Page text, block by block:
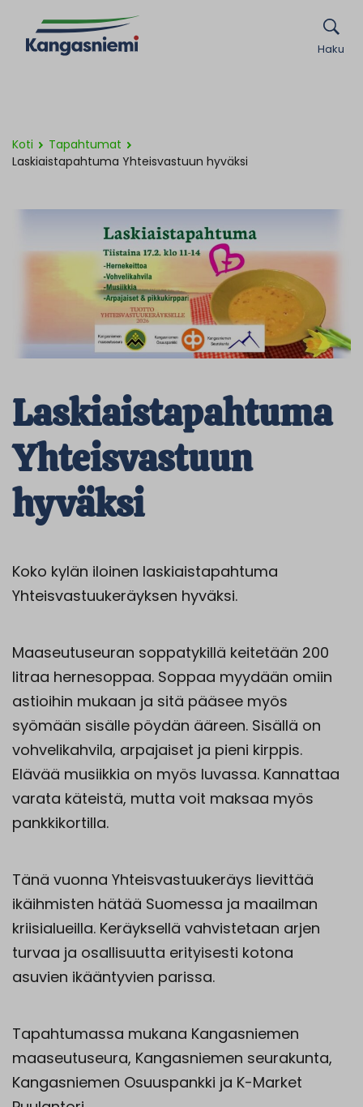
Haku
Koti
Tapahtumat
Laskiaistapahtuma Yhteisvastuun hyväksi
Laskiaistapahtuma
Yhteisvastuun
hyväksi
Koko kylän iloinen laskiaistapahtuma
Yhteisvastuukeräyksen hyväksi.
Maaseutuseuran soppatykillä keitetään 200
litraa hernesoppaa. Soppaa myydään omiin
astioihin mukaan ja sitä pääsee myös
syömään sisälle pöydän ääreen. Sisällä on
vohvelikahvila, arpajaiset ja pieni kirppis.
Elävää musiikkia on myös luvassa. Kannattaa
varata käteistä, mutta voit maksaa myös
pankkikortilla.
Tänä vuonna Yhteisvastuukeräys lievittää
ikäihmisten hätää Suomessa ja maailman
kriisialueilla. Keräyksellä vahvistetaan arjen
turvaa ja osallisuutta erityisesti kotona
asuvien ikääntyvien parissa.
Tapahtumassa mukana Kangasniemen
maaseutuseura, Kangasniemen seurakunta,
Kangasniemen Osuuspankki ja K-Market